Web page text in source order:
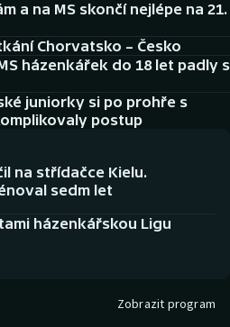
a na MS skončí nejlépe na 21.
Chorvatsko – Česko
házenkářek do 18 let padly s
juniorky si po prohře s
postup
na střídačce Kielu.
sedm let
házenkářskou Ligu
Zobrazit program